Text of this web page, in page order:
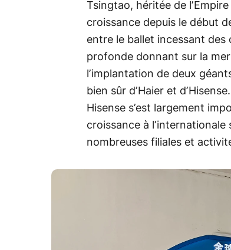
Tsingtao, héritée de
croissance depuis le début
entre le ballet incessant
profonde donnant sur la
l’implantation de deux
bien sûr d’Haier et
Hisense s’est largement
croissance à
nombreuses filiales et